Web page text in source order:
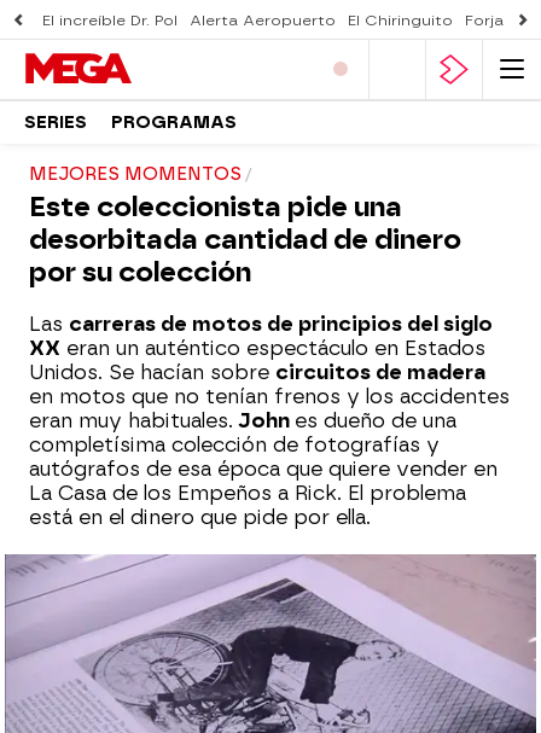
El increíble Dr. Pol Alerta Aeropuerto El Chiringuito Forjado
SERIES PROGRAMAS
MEJORES MOMENTOS
Este coleccionista pide una
desorbitada cantidad de dinero
por su colección
Las carreras de motos de principios del siglo
XX eran un auténtico espectáculo en Estados
Unidos. Se hacían sobre circuitos de madera
en motos que no tenían frenos y los accidentes
eran muy habituales. John es dueño de una
completísima colección de fotografías y
autógrafos de esa época que quiere vender en
La Casa de los Empeños a Rick. El problema
está en el dinero que pide por ella.